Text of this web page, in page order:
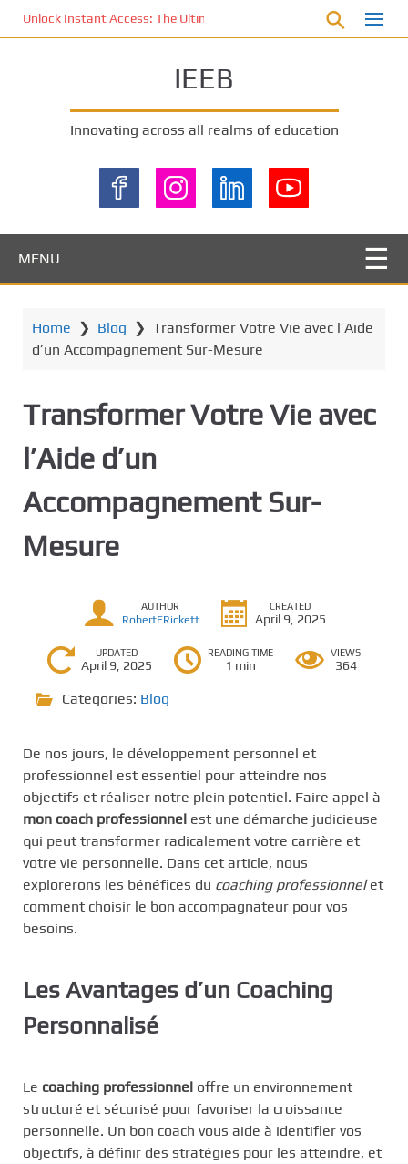
Unlock Instant Access: The Ultimate KOI77 LOGIN Experience for
IEEB
Innovating across all realms of education
MENU
Home ❯ Blog ❯ Transformer Votre Vie avec l’Aide
d’un Accompagnement Sur-Mesure
Transformer Votre Vie avec
l’Aide d’un
Accompagnement Sur-
Mesure
AUTHOR
RobertERickett
CREATED
April 9, 2025
UPDATED
April 9, 2025
READING TIME
1 min
VIEWS
364
Categories: Blog
De nos jours, le développement personnel et
professionnel est essentiel pour atteindre nos
objectifs et réaliser notre plein potentiel. Faire appel à
mon coach professionnel est une démarche judicieuse
qui peut transformer radicalement votre carrière et
votre vie personnelle. Dans cet article, nous
explorerons les bénéfices du coaching professionnelet
comment choisir le bon accompagnateur pour vos
besoins.
Les Avantages d’un Coaching
Personnalisé
Le coaching professionnel offre un environnement
structuré et sécurisé pour favoriser la croissance
personnelle. Un bon coach vous aide à identifier vos
objectifs, à définir des stratégies pour les atteindre, et